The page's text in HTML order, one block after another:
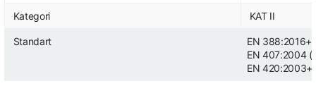
Kategori KAT II
Standart
EN
EN 407:2004
EN